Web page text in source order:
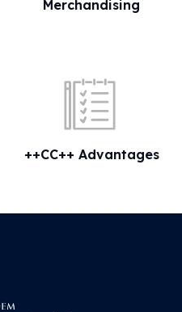
Merchandising
++CC++ Advantages